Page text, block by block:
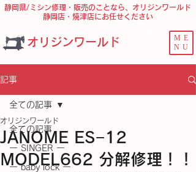
オリジンワールド
ME
NU
静岡県/ミシン修理・販売のことなら、オリジンワールド
静岡店・焼津店にお任せください
記事
全ての記事
ー SINGER ー
ー baby lock ー
全ての記事
JANOME ES−12
MODEL662 分解修理！！
オリジンワールド